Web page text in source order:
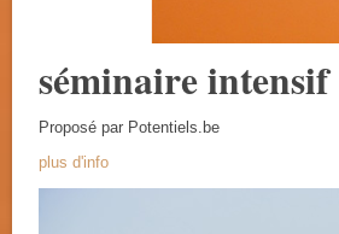
séminaire intensif
Proposé par Potentiels.be
plus d'info